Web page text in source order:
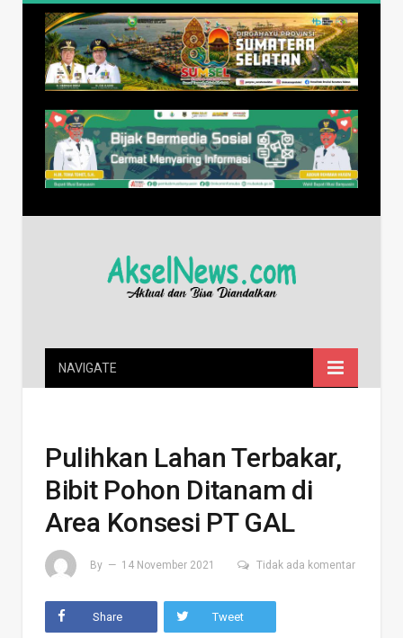
NAVIGATE
Pulihkan Lahan Terbakar,
Bibit Pohon Ditanam di
Area Konsesi PT GAL
By 14 November 2021 Tidak ada komentar
Share Tweet